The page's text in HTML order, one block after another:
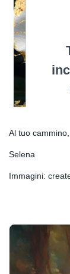
Al tuo
Selena
Immagini: